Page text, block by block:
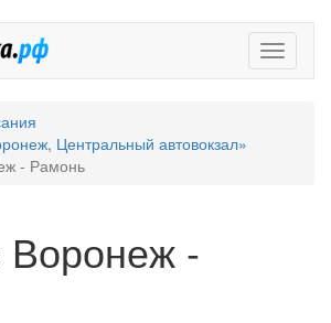
Центральный автовокзал»
- Рамонь
Воронеж -